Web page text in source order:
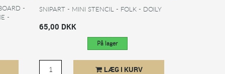
-
-
SNIPART - MINI STENCIL - FOLK - DOILY
65,00 DKK
På lager
LÆG I KURV